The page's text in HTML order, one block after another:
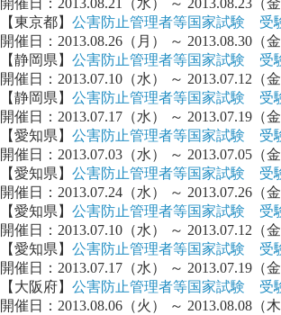
開催日：2013.08.21（水） ～ 2013.08.23（金
【東京都】 公害防止管理者等国家試験 受
開催日：2013.08.26（月） ～ 2013.08.30（金
【静岡県】 公害防止管理者等国家試験 受
開催日：2013.07.10（水） ～ 2013.07.12（金
【静岡県】 公害防止管理者等国家試験 受
開催日：2013.07.17（水） ～ 2013.07.19（金
【愛知県】 公害防止管理者等国家試験 受
開催日：2013.07.03（水） ～ 2013.07.05（金
【愛知県】 公害防止管理者等国家試験 受
開催日：2013.07.24（水） ～ 2013.07.26（金
【愛知県】 公害防止管理者等国家試験 受
開催日：2013.07.10（水） ～ 2013.07.12（金
【愛知県】 公害防止管理者等国家試験 受
開催日：2013.07.17（水） ～ 2013.07.19（金
【大阪府】 公害防止管理者等国家試験 受
開催日：2013.08.06（火） ～ 2013.08.08（木